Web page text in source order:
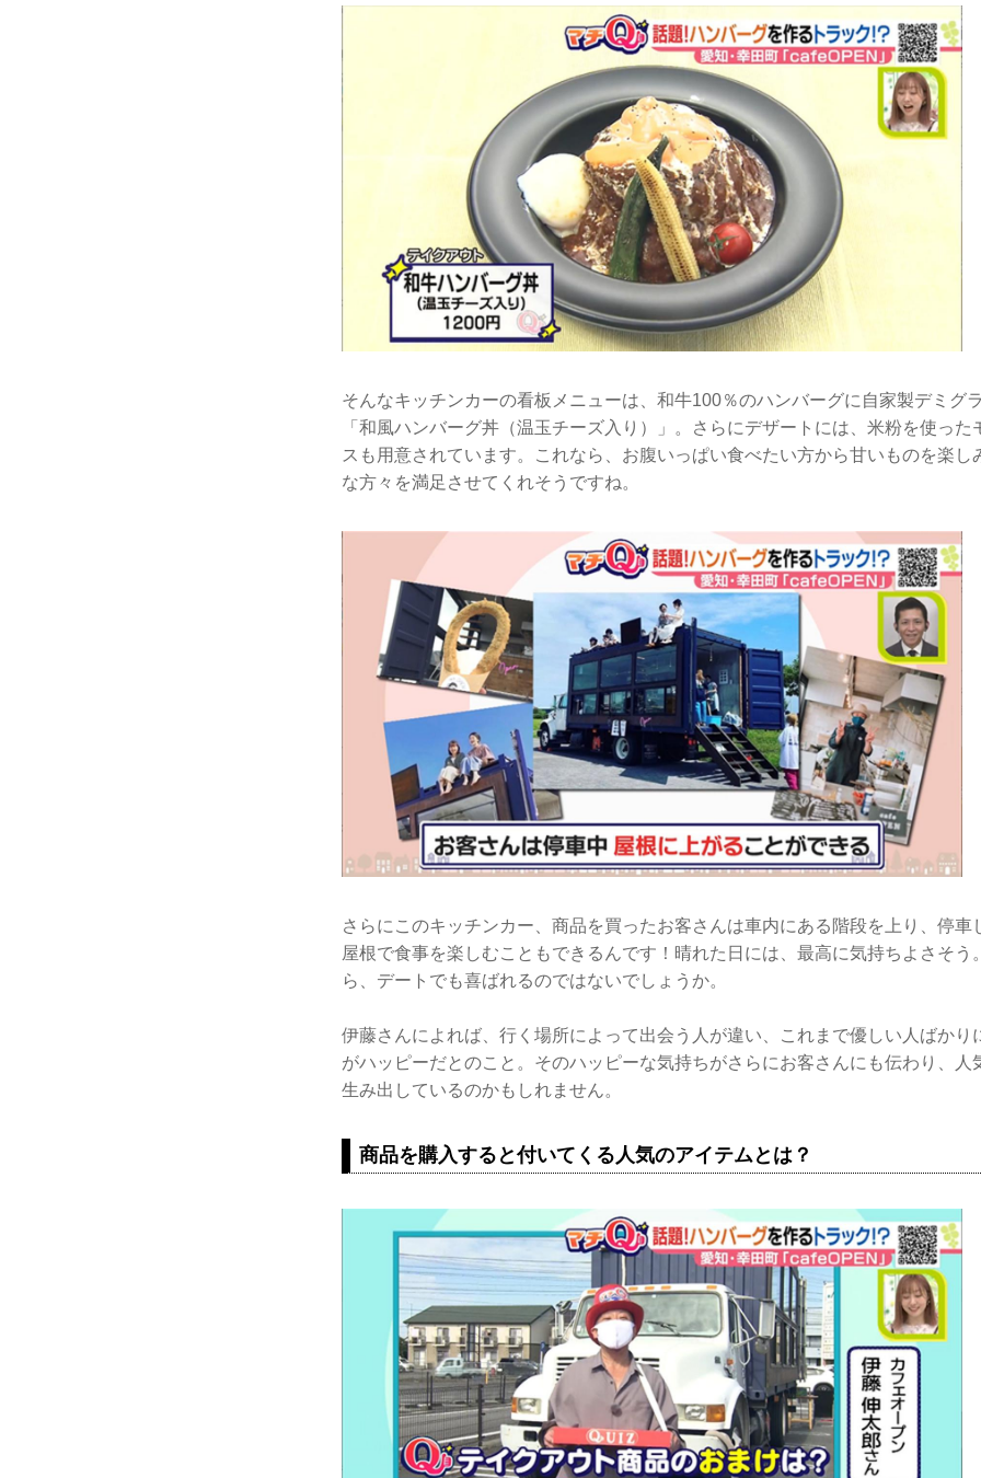
そんなキッチンカーの看板メニューは、和牛100％のハンバーグに自家製デミグ
「和風ハンバーグ丼（温玉チーズ入り）」。さらにデザートには、米粉を使った
スも用意されています。これなら、お腹いっぱい食べたい方から甘いものを楽し
な方々を満足させてくれそうですね。
さらにこのキッチンカー、商品を買ったお客さんは車内にある階段を上り、停車
屋根で食事を楽しむこともできるんです！晴れた日には、最高に気持ちよさそう
ら、デートでも喜ばれるのではないでしょうか。
伊藤さんによれば、行く場所によって出会う人が違い、これまで優しい人ばかり
がハッピーだとのこと。そのハッピーな気持ちがさらにお客さんにも伝わり、人
生み出しているのかもしれません。
商品を購入すると付いてくる人気のアイテムとは？